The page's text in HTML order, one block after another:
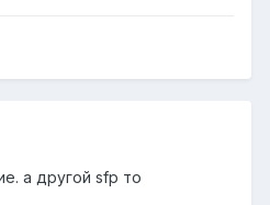
а другой sfp то